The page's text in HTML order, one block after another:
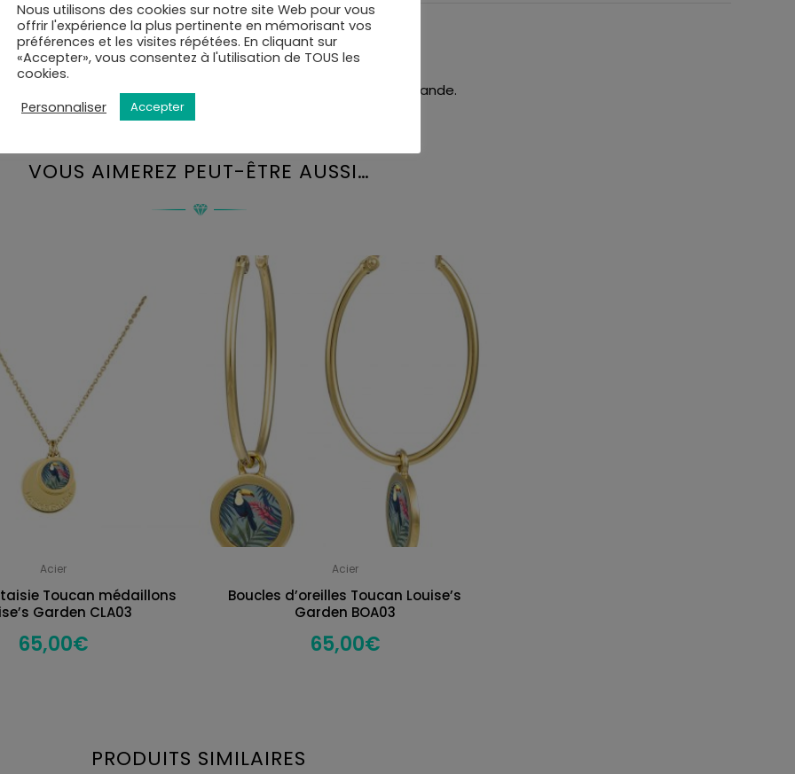
et soignée. Tous nos articles sont livrés dans leurs écrins.
à l'adresse de votre choix ou en point de retrait.
mail ou SMS et disposerez de 10 jours pour retirer la commande.
de la validation du panier.
VOUS AIMEREZ PEUT-ÊTRE AUSSI…
Acier
Toucan médaillons
Garden CLA03
65,00€
Acier
Boucles d’oreilles Toucan Louise’s
Garden BOA03
65,00€
PRODUITS SIMILAIRES
Nous utilisons des cookies sur notre site Web pour vous
offrir l'expérience la plus pertinente en mémorisant vos
préférences et les visites répétées. En cliquant sur
«Accepter», vous consentez à l'utilisation de TOUS les
cookies.
Personnaliser
Accepter